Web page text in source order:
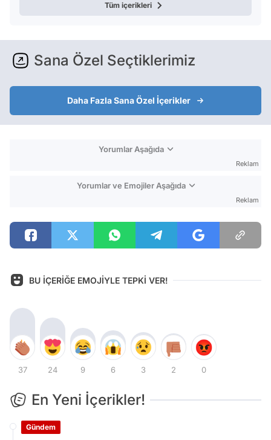
Tüm içerikleri
Sana Özel Seçtiklerimiz
Daha Fazla Sana Özel İçerikler
Yorumlar Aşağıda
Reklam
Yorumlar ve Emojiler Aşağıda
Reklam
BU İÇERİĞE EMOJİYLE TEPKİ VER!
37 24 9 6 3 2 0
En Yeni İçerikler!
Gündem